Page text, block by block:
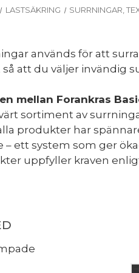
LASTSÄKRING SURRNINGAR,
används för att
så att du väljer invändig
mellan Forankras
sortiment av
produkter har
– ett system som ger
uppfyller kraven enligt